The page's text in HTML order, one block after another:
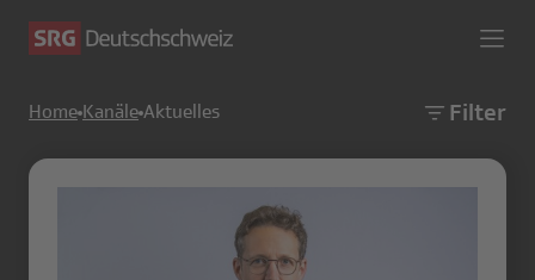
Home Kanäle Aktuelles Filter